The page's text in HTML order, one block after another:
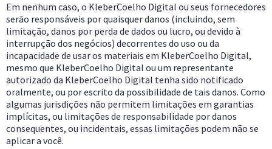
Em nenhum caso, o KleberCoelho Digital ou seus fornecedores
serão responsáveis por quaisquer danos (incluindo, sem
limitação, danos por perda de dados ou lucro, ou devido à
interrupção dos negócios) decorrentes do uso ou da
incapacidade de usar os materiais em KleberCoelho Digital,
mesmo que KleberCoelho Digital ou um representante
autorizado da KleberCoelho Digital tenha sido notificado
oralmente, ou por escrito da possibilidade de tais danos. Como
algumas jurisdições não permitem limitações em garantias
implícitas, ou limitações de responsabilidade por danos
consequentes, ou incidentais, essas limitações podem não se
aplicar a você.